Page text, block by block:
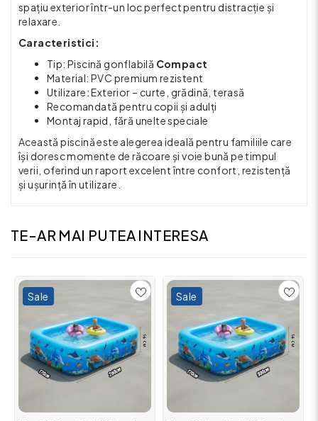
spațiu exterior într-un loc perfect pentru distracție și
relaxare.
Caracteristici:
Tip: Piscină gonflabilă Compact
Material: PVC premium rezistent
Utilizare: Exterior – curte, grădină, terasă
Recomandată pentru copii și adulți
Montaj rapid, fără unelte speciale
Această piscină este alegerea ideală pentru familiile care
își doresc momente de răcoare și voie bună pe timpul
verii, oferind un raport excelent între confort, rezistență
și ușurință în utilizare.
TE-AR MAI PUTEA INTERESA
Sale Sale